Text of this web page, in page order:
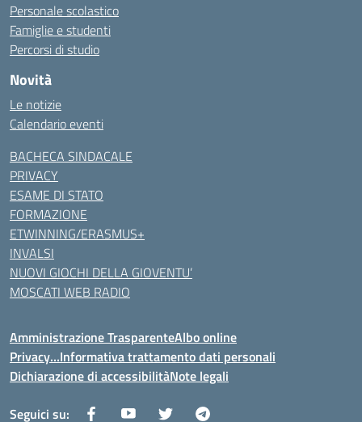
Personale scolastico
Famiglie e studenti
Percorsi di studio
Novità
Le notizie
Calendario eventi
BACHECA SINDACALE
PRIVACY
ESAME DI STATO
FORMAZIONE
ETWINNING/ERASMUS+
INVALSI
NUOVI GIOCHI DELLA GIOVENTU’
MOSCATI WEB RADIO
Amministrazione TrasparenteAlbo online
Privacy…Informativa trattamento dati personali
Dichiarazione di accessibilitàNote legali
Seguici su: